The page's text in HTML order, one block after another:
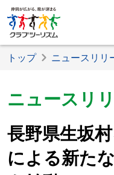
トップ ニュースリリ
ニュースリ
長野県生坂
による新た